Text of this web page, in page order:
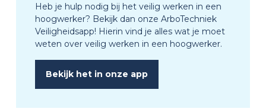
Heb je hulp nodig bij het veilig werken in een
hoogwerker? Bekijk dan onze ArboTechniek
Veiligheidsapp! Hierin vind je alles wat je moet
weten over veilig werken in een hoogwerker.
Bekijk het in onze app